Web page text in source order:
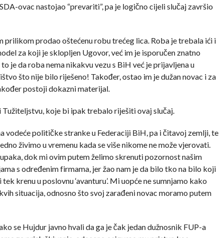
ovac nastojao “prevariti”, pa je logično cijeli slučaj završio
prodao oštećenu robu trećeg lica. Roba je trebala ići i
za koji je sklopljen Ugovor, već im je isporučen znatno
je da roba nema nikakvu vezu s BiH već je prijavljena u
što nije bilo riješeno! Također, ostao im je dužan novac i za
postoji dokazni materijal.
Tužiteljstvu, koje bi ipak trebalo riješiti ovaj slučaj.
vodeće političke stranke u Federaciji BiH, pa i čitavoj zemlji, te
živimo u vremenu kada se više nikome ne može vjerovati.
dok mi ovim putem želimo skrenuti pozornost našim
s određenim firmama, jer žao nam je da bilo tko na bilo koji
krenu u poslovnu ‘avanturu’. Mi uopće ne sumnjamo kako
situacija, odnosno što svoj zarađeni novac moramo putem
se Hujdur javno hvali da ga je čak jedan dužnosnik FUP-a